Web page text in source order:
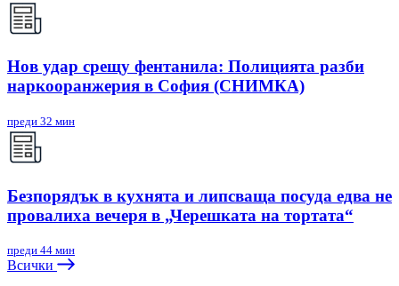
Нов удар срещу фентанила: Полицията разби
наркооранжерия в София (СНИМКА)
преди 32 мин
Безпорядък в кухнята и липсваща посуда едва не
провалиха вечеря в „Черешката на тортата“
преди 44 мин
Всички